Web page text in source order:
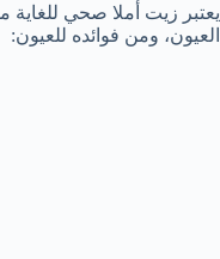
يعتبر زيت أملا صحي
العيون، ومن فوائده للعيون: